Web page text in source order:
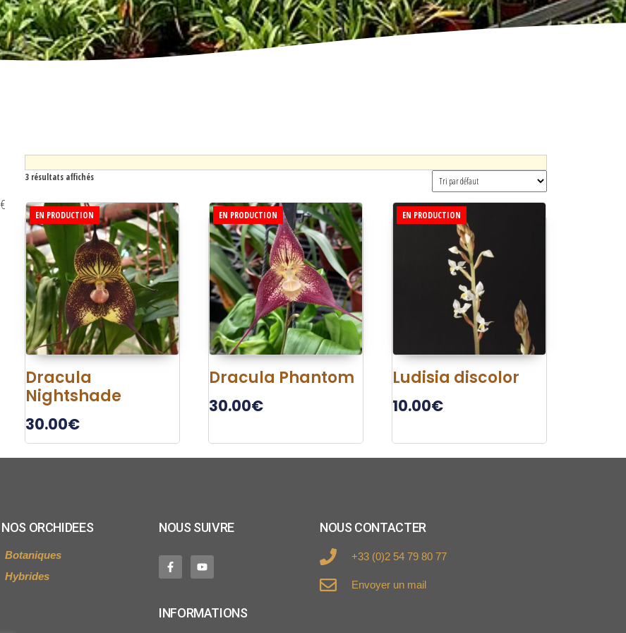
€
3 résultats affichés
EN PRODUCTION
Dracula
Nightshade
30.00€
EN PRODUCTION
Dracula Phantom
30.00€
EN PRODUCTION
Ludisia discolor
10.00€
NOS ORCHIDEES
Botaniques
Hybrides
NOUS SUIVRE
INFORMATIONS
NOUS CONTACTER
+33 (0)2 54 79 80 77
Envoyer un mail